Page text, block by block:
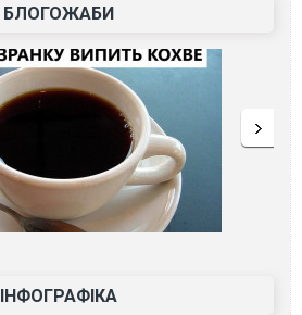
БЛОГОЖАБИ
ІНФОГРАФІКА